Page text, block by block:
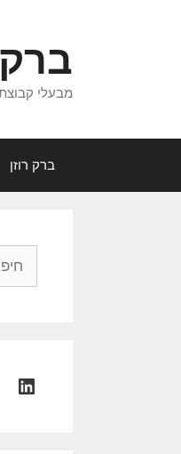
מבעלי
ברק רוזן